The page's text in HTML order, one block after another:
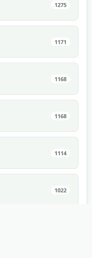
1275
1171
1168
1168
1114
1022